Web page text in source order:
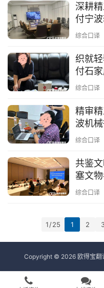
深耕
付宁
综合口译
织就
付石
综合口译
精审
波机
综合口译
共鉴
塞文
综合口译
1 / 25 1 2
Copyright © 2026 欧得宝翻